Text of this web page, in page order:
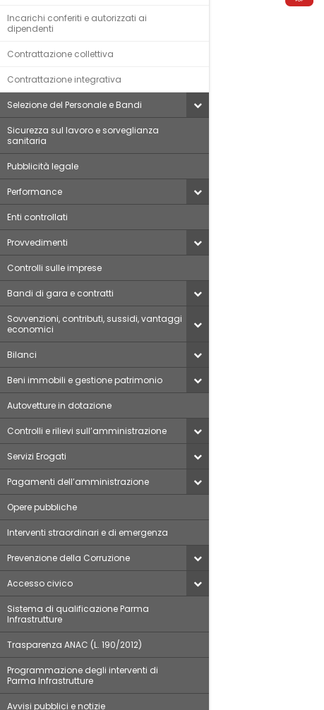
Incarichi conferiti e autorizzati ai
dipendenti
Contrattazione collettiva
Contrattazione integrativa
Selezione del Personale e Bandi
Sicurezza sul lavoro e sorveglianza
sanitaria
Pubblicità legale
Performance
Enti controllati
Provvedimenti
Controlli sulle imprese
Bandi di gara e contratti
Sovvenzioni, contributi, sussidi, vantaggi
economici
Bilanci
Beni immobili e gestione patrimonio
Autovetture in dotazione
Controlli e rilievi sull’amministrazione
Servizi Erogati
Pagamenti dell’amministrazione
Opere pubbliche
Interventi straordinari e di emergenza
Prevenzione della Corruzione
Accesso civico
Sistema di qualificazione Parma
Infrastrutture
Trasparenza ANAC (L. 190/2012)
Programmazione degli interventi di
Parma Infrastrutture
Avvisi pubblici e notizie